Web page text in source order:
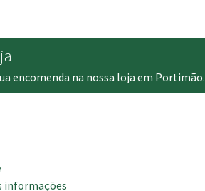
encomenda na nossa loja em Portimão.
informações